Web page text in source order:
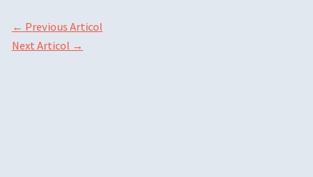
← Previous Articol
Next Articol →